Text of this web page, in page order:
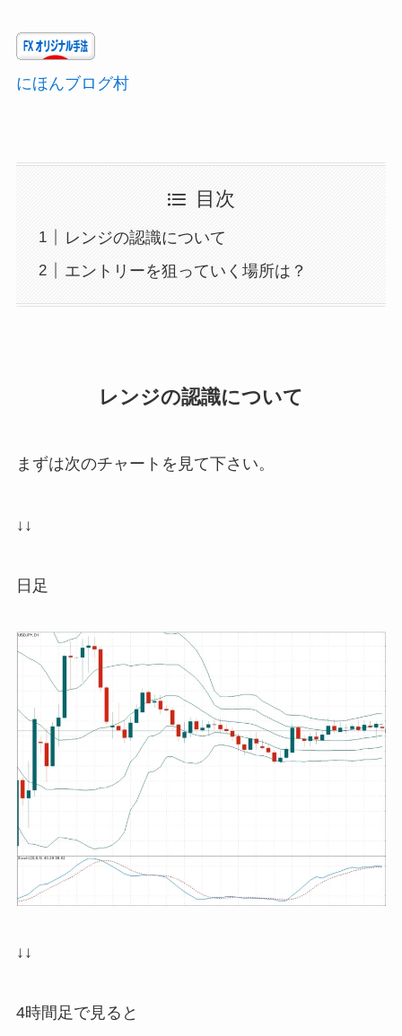
にほんブログ村
目次
レンジの認識について
エントリーを狙っていく場所は？
レンジの認識について
まずは次のチャートを見て下さい。
↓↓
日足
↓↓
4時間足で見ると